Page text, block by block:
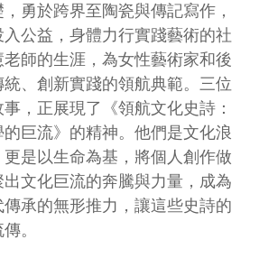
勇於跨界至陶瓷與傳記寫作，
公益，身體力行實踐藝術的社
師的生涯，為女性藝術家和後
、創新實踐的領航典範。三位
，正展現了《領航文化史詩：
巨流》的精神。他們是文化浪
是以生命為基，將個人創作做
文化巨流的奔騰與力量，成為
承的無形推力，讓這些史詩的
。